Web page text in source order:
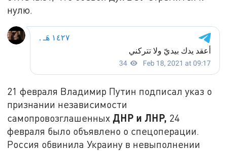
нулю.
21 февраля Владимир Путин подписал указ о
признании независимости
самопровозглашенных ДНР и ЛНР, 24
февраля было объявлено о спецоперации.
Россия обвинила Украину в невыполнении